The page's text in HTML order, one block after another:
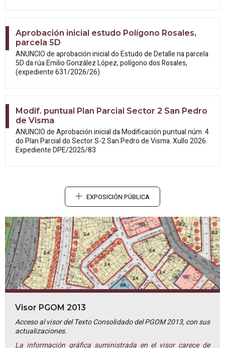
Aprobación inicial estudo Polígono Rosales,
parcela 5D
ANUNCIO de aprobación inicial do Estudode Detalle na parcela
5D da rúa Emilio González López, polígono dos Rosales,
(expediente 631/2026/26).
Modif. puntual Plan Parcial Sector 2 San Pedro
de Visma
ANUNCIO de Aprobación inicial daModificación puntual núm. 4
do Plan Parcial do Sector S-2 San Pedro de Visma. Xullo 2026.
Expediente DPE/2025/83
EXPOSICIÓN PÚBLICA
Visor PGOM 2013
Acceso al visor del Texto Consolidado del PGOM 2013, con sus
actualizaciones.
La información gráfica suministrada en el visor carece de